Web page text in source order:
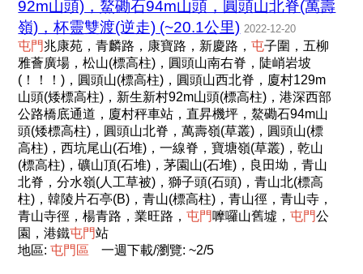
92m山頭)，鰲磡石94m山頭，圓頭山北脊(萬壽
嶺)，杯靈雙渡(逆走) (~20.1公里) 2022-12-20
屯門兆康苑，青麟路，康寶路，新慶路，屯子圍，五柳
雅薈廣場，松山(標高柱)，圓頭山南右脊，陡峭岩坡
(！！！)，圓頭山(標高柱)，圓頭山西北脊，廈村129m
山頭(矮標高柱)，新生新村92m山頭(標高柱)，港深西部
公路橋底通道，廈村秤車站，直昇機坪，鰲磡石94m山
頭(矮標高柱)，圓頭山北脊，萬壽嶺(草叢)，圓頭山(標
高柱)，西坑尾山(石堆)，一線脊，寶塘嶺(草叢)，乾山
(標高柱)，礦山頂(石堆)，茅園山(石堆)，良田坳，青山
北脊，分水嶺(人工草被)，獅子頭(石頭)，青山北(標高
柱)，韓陵片石亭(B)，青山(標高柱)，青山徑，青山寺，
青山寺徑，楊青路，業旺路，屯門嚤囉山舊墟，屯門公
園，港鐵屯門站
地區:屯門 區 一週下載/瀏覽: ~2/5